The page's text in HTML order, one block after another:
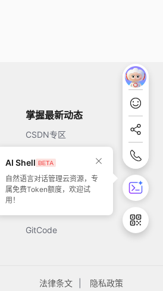
AI Shell
自然语言对话管理云资源，专
属免费Token额度，欢迎试
用！
掌握最新动态
CSDN专区
开源中国
51CTO
GitCode
法律条文 隐私政策